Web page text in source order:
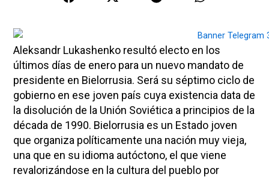
Aleksandr Lukashenko resultó electo en los
últimos días de enero para un nuevo mandato de
presidente en Bielorrusia. Será su séptimo ciclo de
gobierno en ese joven país cuya existencia data de
la disolución de la Unión Soviética a principios de la
década de 1990. Bielorrusia es un Estado joven
que organiza políticamente una nación muy vieja,
una que en su idioma autóctono, el que viene
revalorizándose en la cultura del pueblo por